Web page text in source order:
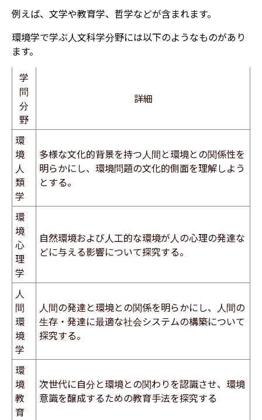
例えば、文学や教育学、哲学などが含まれます。
環境学で学ぶ人文科学分野には以下のようなものがあり
ます。
学
問
分
野
詳細
環
境
人
類
学
多様な文化的背景を持つ人間と環境との関係性を
明らかにし、環境問題の文化的側面を理解しよう
とする。
環
境
心
理
学
自然環境および人工的な環境が人の心理の発達な
どに与える影響について探究する。
人
間
環
境
学
人間の発達と環境との関係を明らかにし、人間の
生存・発達に最適な社会システムの構築について
探究する。
環
境
教
育
次世代に自分と環境との関わりを認識させ、環境
意識を醸成するための教育手法を探究する